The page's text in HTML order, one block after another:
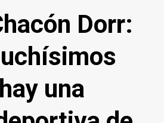
Dorr:
una